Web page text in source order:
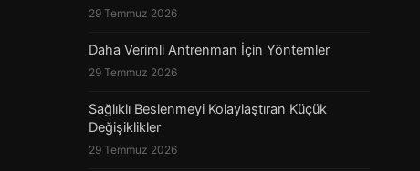
29 Temmuz 2026
Daha Verimli Antrenman İçin Yöntemler
29 Temmuz 2026
Sağlıklı Beslenmeyi Kolaylaştıran Küçük
Değişiklikler
29 Temmuz 2026